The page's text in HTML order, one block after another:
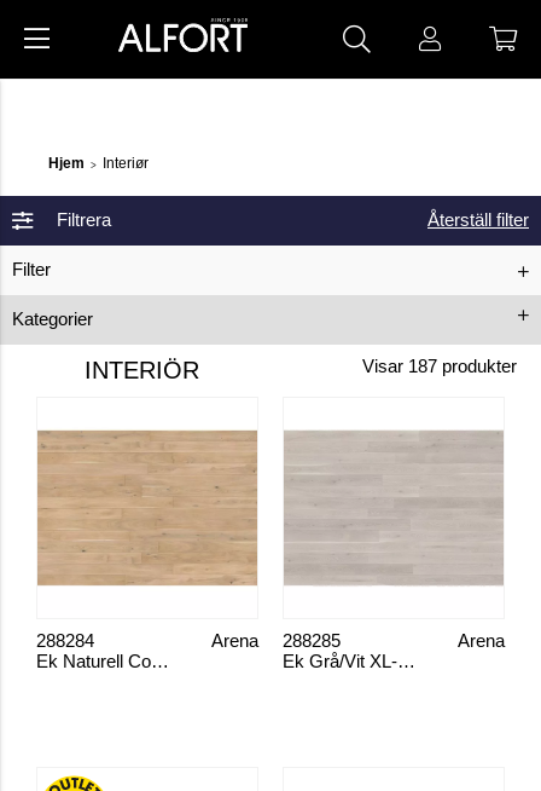
Hjem > Interiør
Filtrera
Filter
Kategorier
Trerengjøring
Innsynsbeskyttelse
Glassdekor
Kontaktplast
Helfargede
Mønstrete
Transparent
Trefargede
Kroker
Designkroker
Insektnett
Återställ filter
INTERIÖR Visar 187 produkter
Ek Naturell Country XL-Plank
Arena
288284
Ek Grå/Vit XL-Plank
Arena
288285